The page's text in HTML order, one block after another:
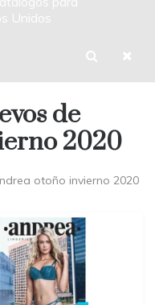
Unidos
de
2020
otoño invierno 2020